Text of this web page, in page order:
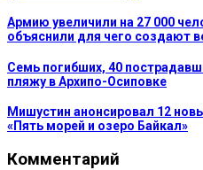
Армию увеличили на 27 000
объяснили для чего создают
Семь погибших, 40
пляжу в Архипо-Осиповке
Мишустин анонсировал 12
«Пять морей и озеро Байкал»
Комментарий